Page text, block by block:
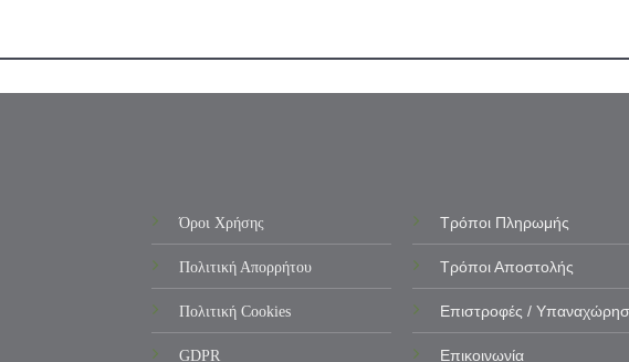
Όροι Χρήσης
Πολιτική Απορρήτου
Πολιτική Cookies
GDPR
Τρόποι Πληρωμής
Τρόποι Αποστολής
Επιστροφές /
Επικοινωνία